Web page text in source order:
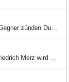
zünden Dutzende russische Loks an
Merz wird einen Teufel tun"